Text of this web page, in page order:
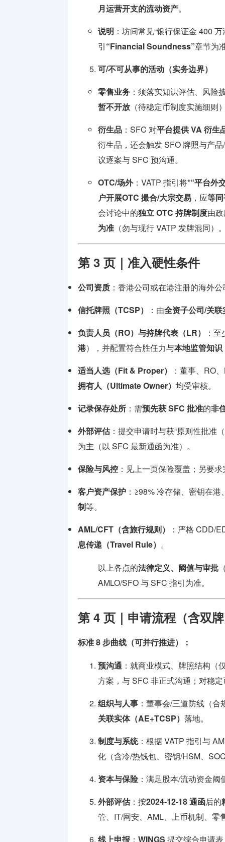
月运营开支的流动资产。
说明 ：坊间常见“银行保证金 400
引“Financial Soundness”章节为
可/不可从事的活动（实务边界）
零售业务 ：须落实知识评估、风险
暂不开放 （待稳定币制度实施细则
衍生品 ：SFC 对平台提供 VA 衍生
衍生品，还会触发 SFO 牌照与产
议逐案与 SFC 预沟通。
OTC/场外：VATP 指引将*“平台外
户开展OTC 撮合/大宗交易 ，应等
会讨论中的独立 OTC 持牌制度由
为准 （勿与现行 VATP 发牌混同）
第 3 页｜准入硬性条件
公司资质 ：香港公司或在港注册的海外
信托牌照（TCSP）
：由全资子公司/关
负责人员（RO）与持牌代表（LR）
：至
港），并配置符合胜任力与本地监管知
适当人选（Fit & Proper）
：董事、RO
拥有人（Ultimate Owner） 均受审核。
记录保存处所 ：需预先获 SFC 批准的非
外部评估：提交申请时与获“原则性批准
为主（以 SFC 最新通函为准）。
保险与风控 ：见上一页保险覆盖；另要
客户资产保护 ：≥98% 冷存储、密钥在
制等。
AML/CFT（含旅行规则）
：严格 CDD/
息传递（Travel Rule） 。
以上各点的法律定义、阈值与审批
AMLO/SFO 与 SFC 指引为准。
第 4 页｜申请流程（含双
标准 8 步曲线（可并行推进）：
预沟通 ：就商业模式、牌照结构（
方案，与 SFC 非正式沟通；对稳
组织与人事 ：董事会/三道防线（
关联实体（AE+TCSP） 落地。
制度与系统：根据 VATP 指引与
化（含冷/热钱包、密钥/HSM、
资本与保险：满足股本/流动资金阈
外部评估：按2024-12-18 通函后的
管、IT/网安、AML、上币机制、零
线上申报 ： WINGS 提交综合申请